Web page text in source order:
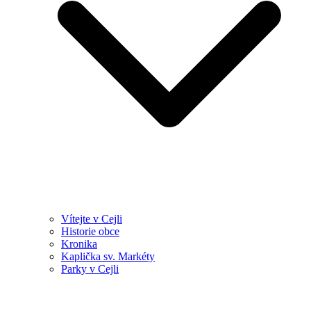
Vítejte v Cejli
Historie obce
Kronika
Kaplička sv. Markéty
Parky v Cejli